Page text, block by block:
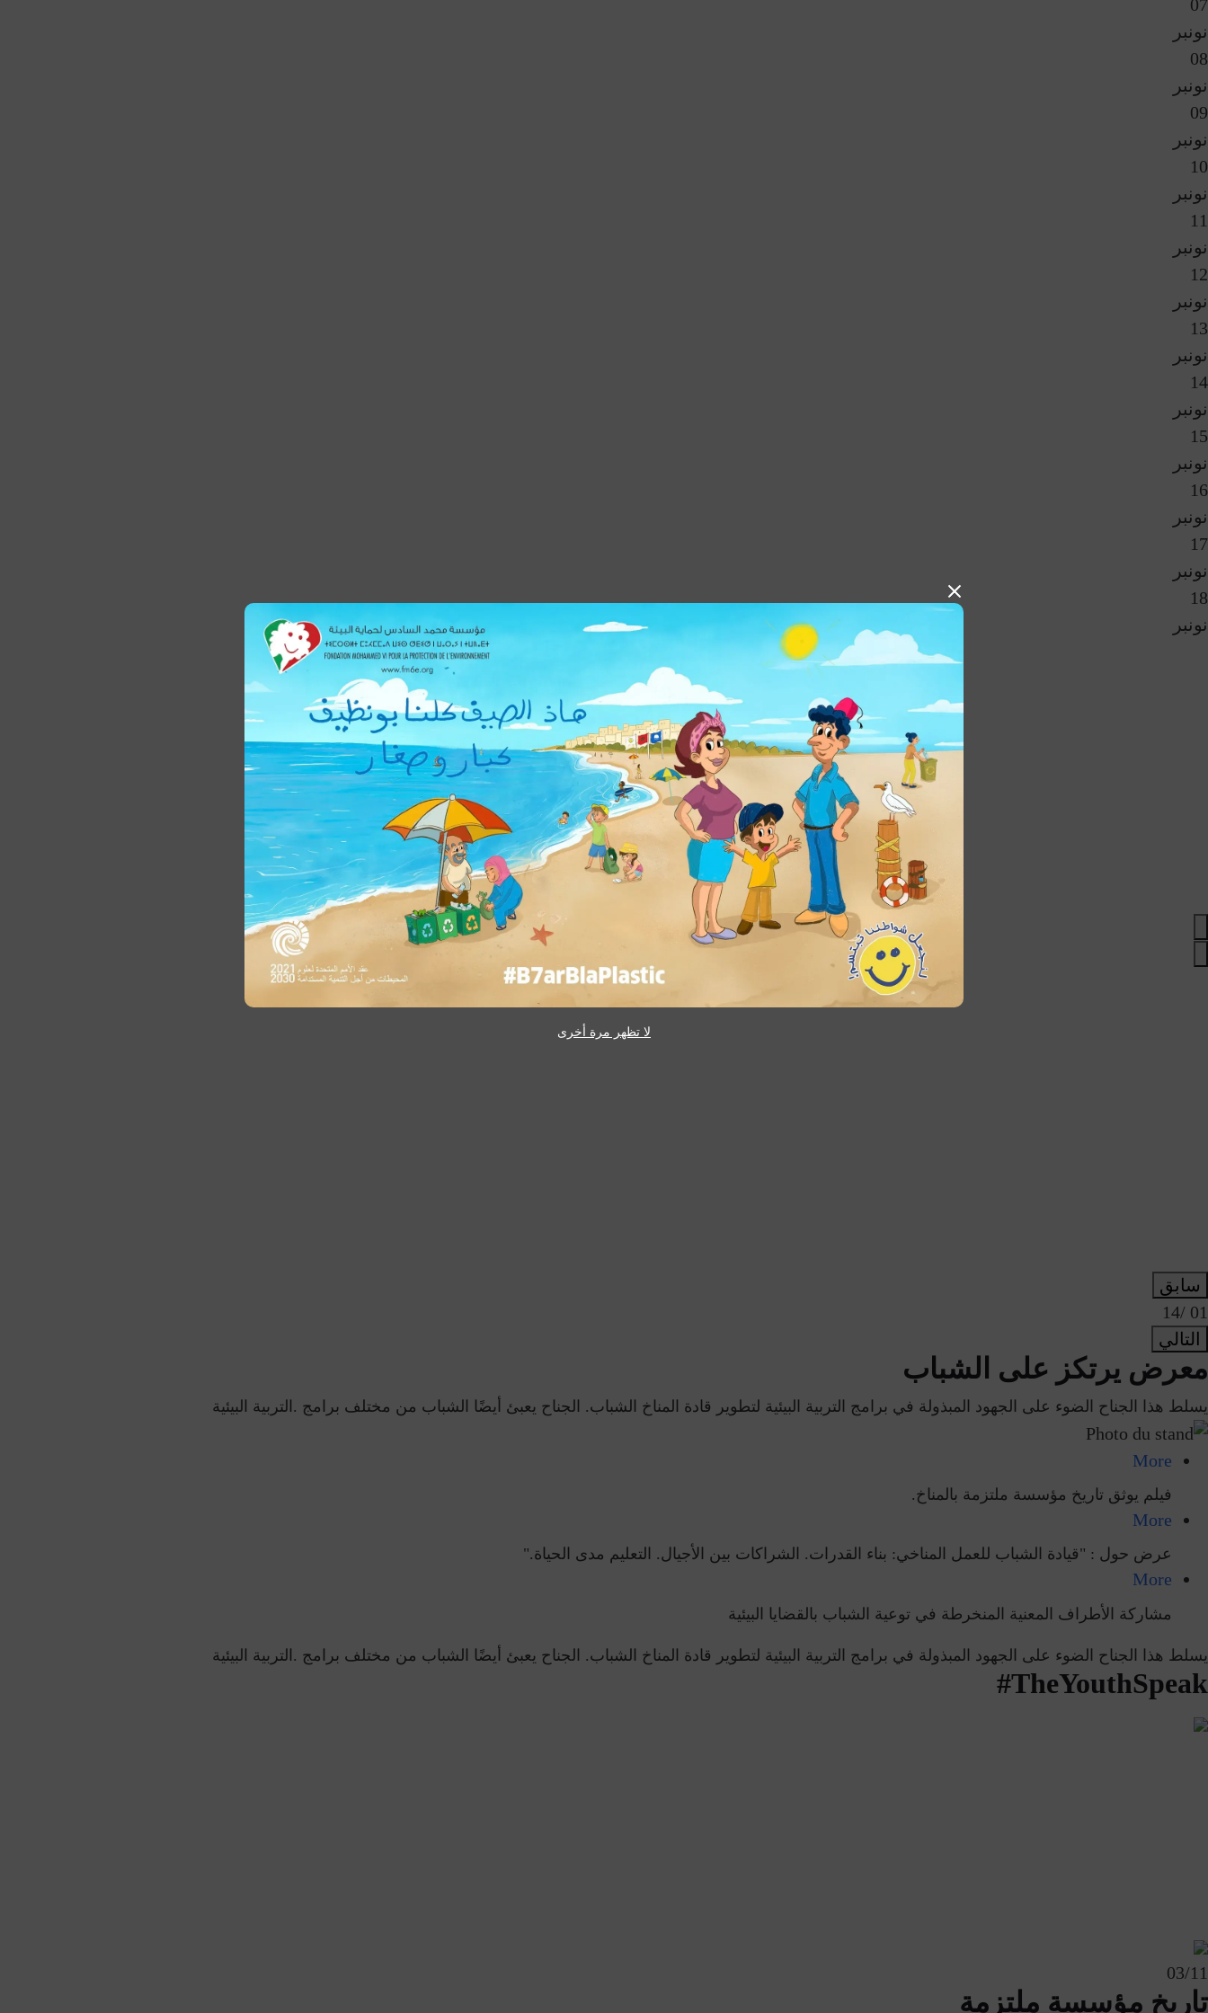
لا تظهر مرة أخرى
07
نونبر
08
نونبر
09
نونبر
10
نونبر
11
نونبر
12
نونبر
13
نونبر
14
نونبر
15
نونبر
16
نونبر
17
نونبر
18
نونبر
سابق
01
/14
التالي
معرض يرتكز على الشباب
يسلط هذا الجناح الضوء على الجهود المبذولة في برامج التربية البيئية لتطوير قادة المناخ الشباب. الجناح يعبئ أيضًا الشباب من مختلف برامج .التربية البيئية
More
فيلم يوثق تاريخ مؤسسة ملتزمة بالمناخ.
More
عرض حول : "قيادة الشباب للعمل المناخي: بناء القدرات. الشراكات بين الأجيال. التعليم مدى الحياة."
More
مشاركة الأطراف المعنية المنخرطة في توعية الشباب بالقضايا البيئية
يسلط هذا الجناح الضوء على الجهود المبذولة في برامج التربية البيئية لتطوير قادة المناخ الشباب. الجناح يعبئ أيضًا الشباب من مختلف برامج .التربية البيئية
#TheYouthSpeak
03/11
تاريخ مؤسسة ملتزمة